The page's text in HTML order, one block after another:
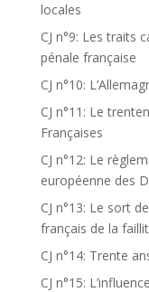
locales
CJ n°9: Les traits
pénale française
CJ n°10:
CJ n°11: Le
Françaises
CJ n°12: Le
européenne des
CJ n°13: Le sort
français de la
CJ n°14: Trente
CJ n°15: